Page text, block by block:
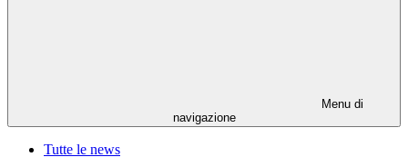
Menu di
navigazione
Tutte le news